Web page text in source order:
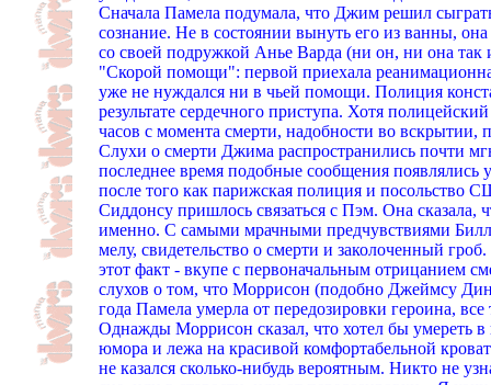
Сначала Памела подумала, что Джим решил
сознание. Не в состоянии вынуть его из ванны,
со своей подружкой Анье Варда (ни он, ни она так
"Скорой помощи": первой приехала
уже не нуждался ни в чьей помощи. Полиция
результате сердечного приступа. Хотя
часов с момента смерти, надобности во
Слухи о смерти Джима распространились почти
последнее время подобные сообщения
после того как парижская полиция и посольство
Сиддонсу пришлось связаться с Пэм. Она сказала,
именно. С самыми мрачными предчувствиями
мелу, свидетельство о смерти и заколоченный
этот факт - вкупе с первоначальным отрицанием
слухов о том, что Моррисон (подобно Джеймсу
года Памела умерла от передозировки героина,
Однажды Моррисон сказал, что хотел бы умереть в
юмора и лежа на красивой комфортабельной
не казался сколько-нибудь вероятным. Никто не